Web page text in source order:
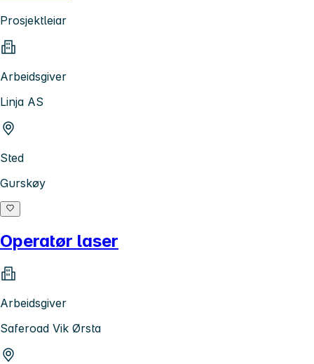
Prosjektleiar
Arbeidsgiver
Linja AS
Sted
Gurskøy
Operatør laser
Arbeidsgiver
Saferoad Vik Ørsta